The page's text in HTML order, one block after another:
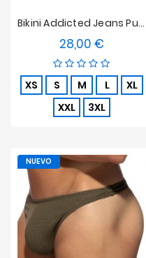
Bikini Addicted Jeans Punto Acanalado - Marino
28,00 €
XS S M L
XL
XXL
3XL
NUEVO